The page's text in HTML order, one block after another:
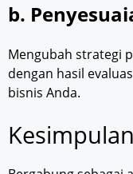
b.
Mengubah strategi
dengan hasil
bisnis Anda.
Kesimpulan